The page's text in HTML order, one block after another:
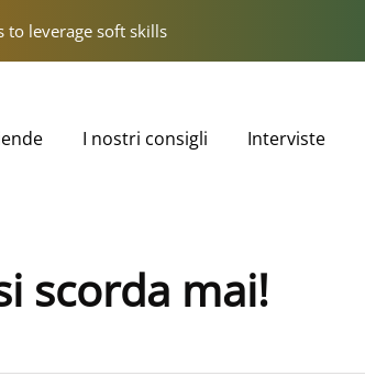
to leverage soft skills
I nostri consigli Interviste
scorda mai!